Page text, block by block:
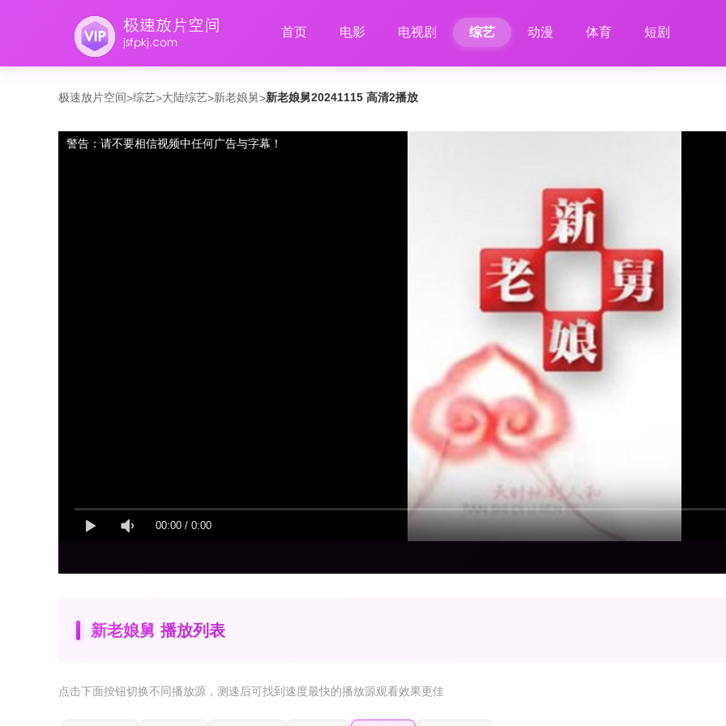
首页 电影 电视剧 综艺 动漫 体育 短剧
极速放片空间>综艺>大陆综艺>新老娘舅>新老娘舅20241115 高清2播放
00:00 / 0:00
警告：请不要相信视频中任何广告与字幕！
新老娘舅 播放列表
点击下面按钮切换不同播放源 ，测速后可找到速度最快的播放源观看效果更佳